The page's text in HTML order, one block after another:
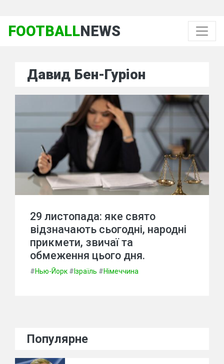
FOOTBALLNEWS
Давид Бен-Гуріон
29 листопада: яке свято
відзначають сьогодні, народні
прикмети, звичаї та
обмеження цього дня.
#Нью-Йорк # Ізраїль #Німеччина
Популярне